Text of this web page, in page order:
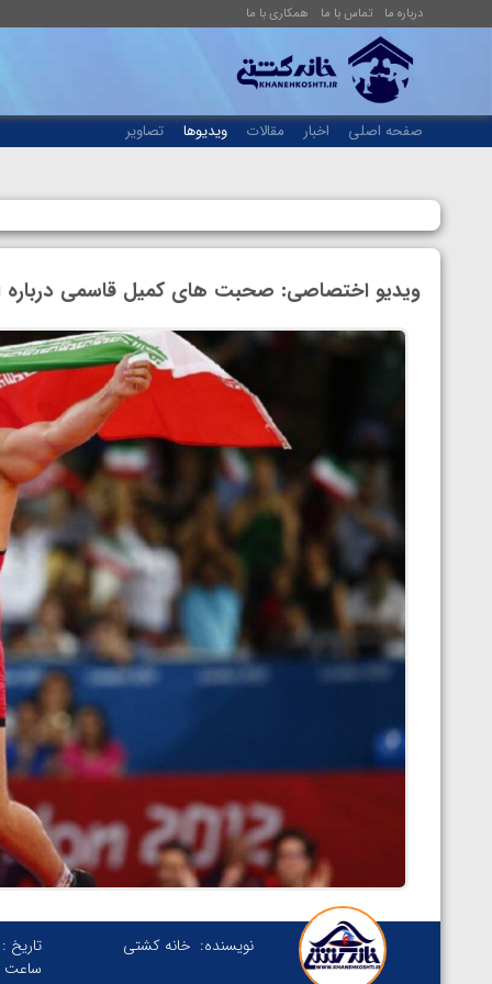
درباره ما تماس با ما همکاری با ما
صفحه اصلی اخبار مقالات ویدیوها تصاویر
ویدیو اختصاصی: صحبت های کمیل قاسمی درباره
نویسنده: خانه کشتی تاریخ :
ساعت